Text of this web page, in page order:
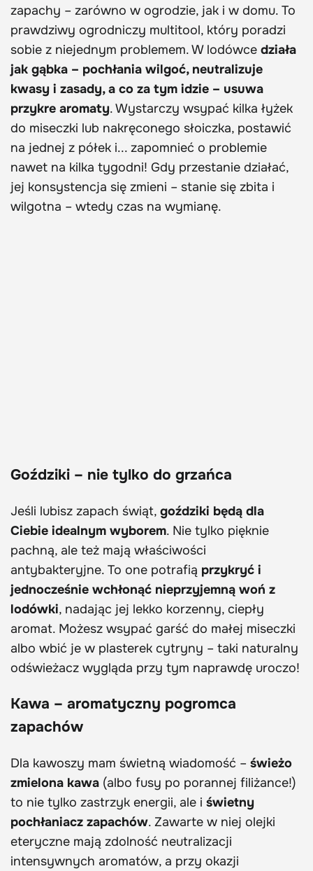
zapachy – zarówno w ogrodzie, jak i w domu. To
prawdziwy ogrodniczy multitool, który poradzi
sobie z niejednym problemem. W lodówce działa
jak gąbka – pochłania wilgoć, neutralizuje
kwasy i zasady, a co za tym idzie – usuwa
przykre aromaty. Wystarczy wsypać kilka łyżek
do miseczki lub nakręconego słoiczka, postawić
na jednej z półek i... zapomnieć o problemie
nawet na kilka tygodni! Gdy przestanie działać,
jej konsystencja się zmieni – stanie się zbita i
wilgotna – wtedy czas na wymianę.
Goździki – nie tylko do grzańca
Jeśli lubisz zapach świąt, goździki będą dla
Ciebie idealnym wyborem. Nie tylko pięknie
pachną, ale też mają właściwości
antybakteryjne. To one potrafią przykryć i
jednocześnie wchłonąć nieprzyjemną woń z
lodówki, nadając jej lekko korzenny, ciepły
aromat. Możesz wsypać garść do małej miseczki
albo wbić je w plasterek cytryny – taki naturalny
odświeżacz wygląda przy tym naprawdę uroczo!
Kawa – aromatyczny pogromca
zapachów
Dla kawoszy mam świetną wiadomość – świeżo
zmielona kawa (albo fusy po porannej filiżance!)
to nie tylko zastrzyk energii, ale i świetny
pochłaniacz zapachów. Zawarte w niej olejki
eteryczne mają zdolność neutralizacji
intensywnych aromatów, a przy okazji